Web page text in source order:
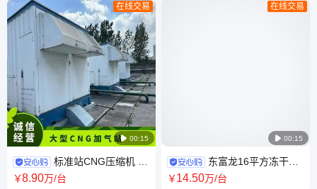
 00:15
在线交易
标准站CNG压缩机 井
口气回收处理系列化装置 耗能
￥8.90万/台
 00:15
在线交易
东富龙16平方冻干机
干果冷冻式真空干燥机 保健品
￥14.50万/台